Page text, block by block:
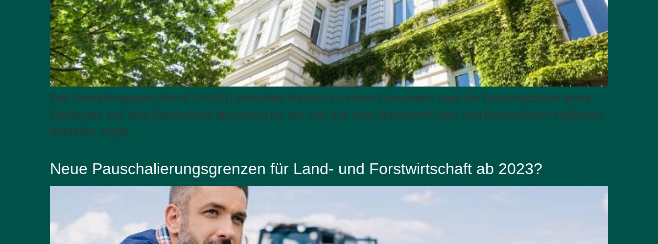
Der Verwaltungsgerichtshof (VwGH) entschied kürzlich zu einem Gutachten, dass die Nutzungsdauer eines
Gebäudes aus dem Bauzustand abzuleiten ist, der sich aus dem Mauerwerk bzw. den konstruktiven haltbaren
Bauteilen ergibt.
Neue Pauschalierungsgrenzen für Land- und Forstwirtschaft ab 2023?